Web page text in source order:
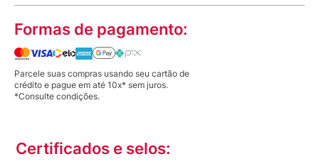
Formas de pagamento:
Parcele suas compras usando seu cartão de
crédito e pague em até 10x* sem juros.
*Consulte condições.
Certificados e selos: